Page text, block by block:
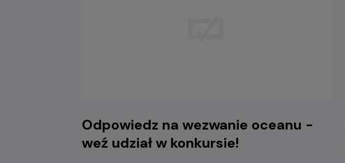
Odpowiedz na wezwanie oceanu -
weź udział w konkursie!